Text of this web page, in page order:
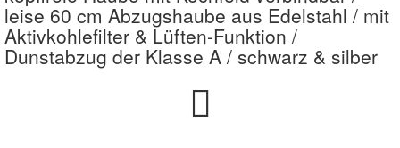
leise 60 cm Abzugshaube aus Edelstahl / mit
Aktivkohlefilter & Lüften-Funktion /
Dunstabzug der Klasse A / schwarz & silber